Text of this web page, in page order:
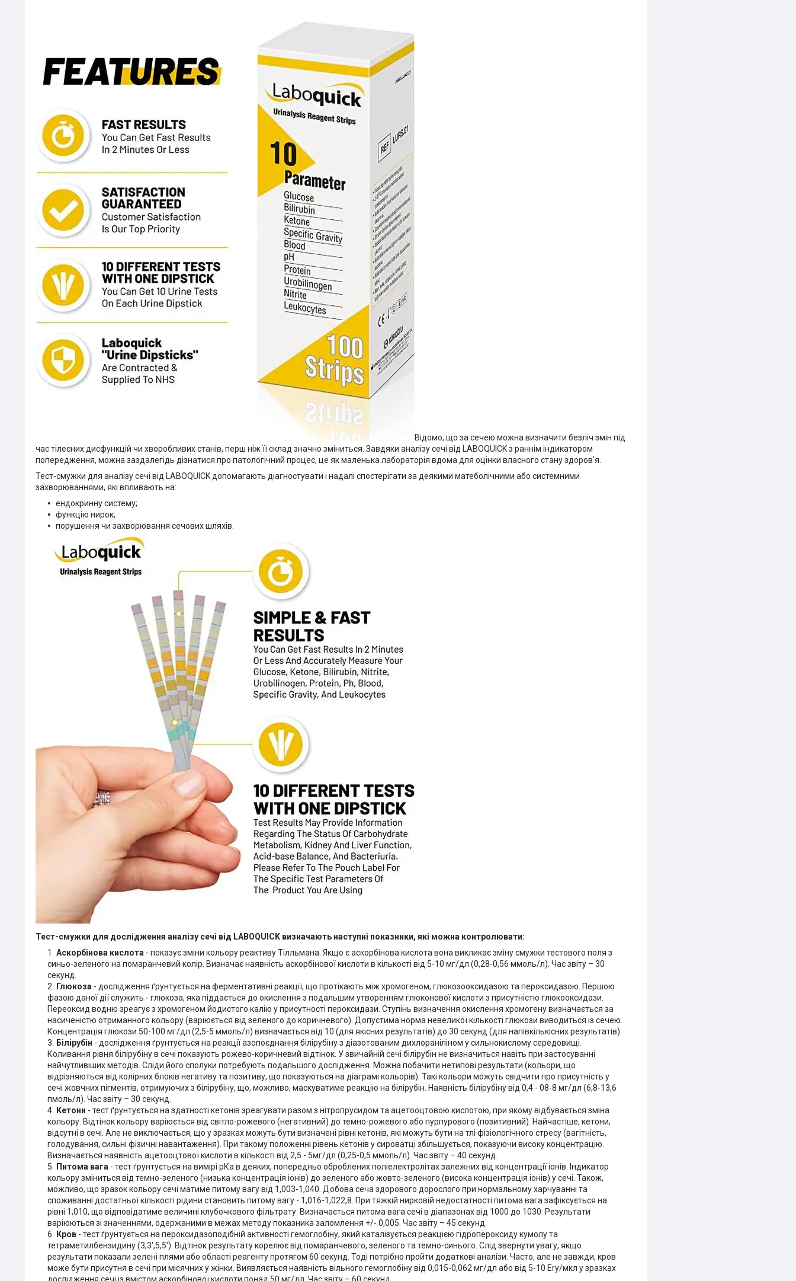
Відомо, що за сечею можна визначити безліч змін під
час тілесних дисфункцій чи хворобливих станів, перш ніж її склад значно зміниться. Завдяки аналізу сечі від LABOQUICK з раннім індикатором
попередження, можна заздалегідь дізнатися про патологічний процес, це як маленька лабораторія вдома для оцінки власного стану здоров'я.
Тест-смужки для аналізу сечі від LABOQUICK допомагають діагностувати і надалі спостерігати за деякими матеболічними або системними
захворюваннями, які впливають на:
ендокринну систему;
функцію нирок;
порушення чи захворювання сечових шляхів.
Тест-смужки для дослідження аналізу сечі від LABOQUICK визначають наступні показники, які можна контролювати:
Аскорбінова кислота - показує зміни кольору реактиву Тілльмана. Якщо є аскорбінова кислота вона викликає зміну смужки тестового поля з
синьо-зеленого на помаранчевий колір. Визначає наявність аскорбінової кислоти в кількості від 5-10 мг/дл (0,28-0,56 ммоль/л). Час звіту – 30
секунд.
Глюкоза - дослідження ґрунтується на ферментативні реакції, що протікають між хромогеном, глюкозооксидазою та пероксидазою. Першою
фазою даної дії служить - глюкоза, яка піддається до окислення з подальшим утворенням глюконової кислоти з присутністю глюкооксидази.
Переоксид водню зреагує з хромогеном йодистого калію у присутності пероксидази. Ступінь визначення окислення хромогену визначається за
насиченістю отриманного кольору (варіюється від зеленого до коричневого). Допустима норма невеликої кількості глюкози виводиться із сечею.
Концентрація глюкози 50-100 мг/дл (2,5-5 ммоль/л) визначається від 10 (для якісних результатів) до 30 секунд (для напівкількісних результатів).
Білірубін - дослідження ґрунтується на реакції азопоєднання білірубіну з діазотованим дихлораніліном у сильнокислому середовищі.
Коливання рівня білірубіну в сечі показують рожево-коричневий відтінок. У звичайній сечі білірубін не визначиться навіть при застосуванні
найчутливіших методів. Сліди його сполуки потребують подальшого дослідження. Можна побачити нетипові результати (кольори, що
відрізняються від колірних блоків негативу та позитиву, що показуються на діаграмі кольорів). Такі кольори можуть свідчити про присутність у
сечі жовчних пігментів, отримуючих з білірубіну, що, можливо, маскуватиме реакцію на білірубін. Наявність білірубіну від 0,4 - 08-8 мг/дл (6,8-13,6
пмоль/л). Час звіту – 30 секунд.
Кетони - тест ґрунтується на здатності кетонів зреагувати разом з нітропрусидом та ацетооцтовою кислотою, при якому відбувається зміна
кольору. Відтінок кольору варіюється від світло-рожевого (негативний) до темно-рожевого або пурпурового (позитивний). Найчастіше, кетони,
відсутні в сечі. Але не виключається, що у зразках можуть бути визначені рівні кетонів, які можуть бути на тлі фізіологічного стресу (вагітність,
голодування, сильні фізичні навантаження). При такому положенні рівень кетонів у сироватці збільшується, показуючи високу концентрацію.
Визначається наявність ацетооцтової кислоти в кількості від 2,5 - 5мг/дл (0,25-0,5 ммоль/л). Час звіту – 40 секунд.
Питома вага - тест ґрунтується на вимірі рКа в деяких, попередньо оброблених поліелектролітах залежних від концентрації іонів. Індикатор
кольору зміниться від темно-зеленого (низька концентрація іонів) до зеленого або жовто-зеленого (висока концентрація іонів) у сечі. Також,
можливо, що зразок кольору сечі матиме питому вагу від 1,003-1,040. Добова сеча здорового дорослого при нормальному харчуванні та
споживанні достатньої кількості рідини становить питому вагу - 1,016-1,022,8. При тяжкій нирковій недостатності питома вага зафіксується на
рівні 1,010, що відповідатиме величині клубочкового фільтрату. Визначається питома вага сечі в діапазонах від 1000 до 1030. Результати
варіюються зі значеннями, одержаними в межах методу показника заломлення +/- 0,005. Час звіту – 45 секунд.
Кров - тест ґрунтується на пероксидазоподібній активності гемоглобіну, який каталізується реакцією гідропероксиду кумолу та
тетраметилбензидину (3,3',5,5'). Відтінок результату корелює від помаранчевого, зеленого та темно-синього. Слід звернути увагу, якщо
результати показали зелені плями або області реагенту протягом 60 секунд. Тоді потрібно пройти додаткові аналізи. Часто, але не завжди, кров
може бути присутня в сечі при місячних у жінки. Виявляється наявність вільного гемоглобіну від 0,015-0,062 мг/дл або від 5-10 Ery/мкл у зразках
дослідження сечі із вмістом аскорбінової кислоти понад 50 мг/дл. Час звіту – 60 секунд.